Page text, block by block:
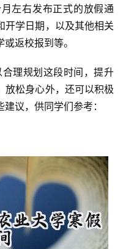
左右发布正式的放假通
开学日期，以及其他相关
返校报到等。
放松身心外，还可以积极
议，供同学们参考：